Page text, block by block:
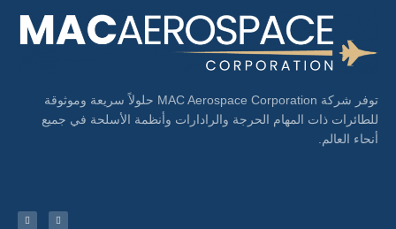
توفر شركة MAC Aerospace Corporation حلولاً سريعة وموثوقة
للطائرات ذات المهام الحرجة والرادارات وأنظمة الأسلحة في جميع
أنحاء العالم.